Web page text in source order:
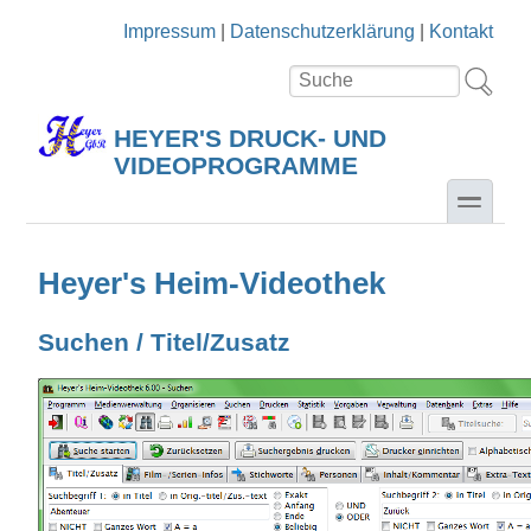
Impressum| Datenschutzerklärung Kontakt
HEYER'S DRUCK- UND
VIDEOPROGRAMME
toggle
Heyer's Heim-Videothek
Suchen / Titel/Zusatz